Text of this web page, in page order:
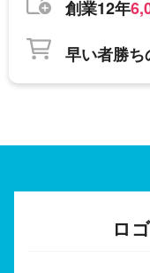
創業12年
早い者勝ち
ロ